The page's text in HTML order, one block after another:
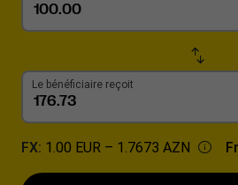
Le bénéficiaire reçoit
FX: 1.00 EUR – 1.7673 AZN